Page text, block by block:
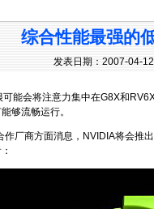
综合性能最强的
发表日期：2007-04-
会将注意力集中在G8X和
够流畅运行。
商方面消息，NVIDIA将会推